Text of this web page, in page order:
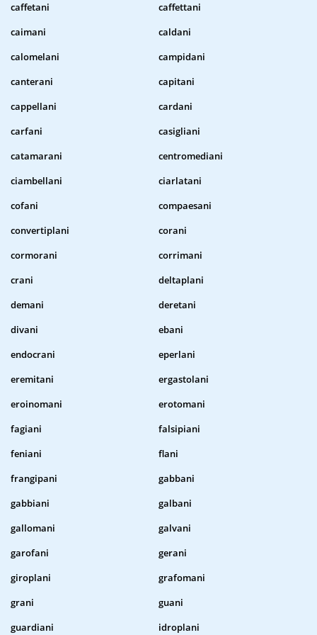
caffetani
caffettani
caimani
caldani
calomelani
campidani
canterani
capitani
cappellani
cardani
carfani
casigliani
catamarani
centromediani
ciambellani
ciarlatani
cofani
compaesani
convertiplani
corani
cormorani
corrimani
crani
deltaplani
demani
deretani
divani
ebani
endocrani
eperlani
eremitani
ergastolani
eroinomani
erotomani
fagiani
falsipiani
feniani
flani
frangipani
gabbani
gabbiani
galbani
gallomani
galvani
garofani
gerani
giroplani
grafomani
grani
guani
guardiani
idroplani